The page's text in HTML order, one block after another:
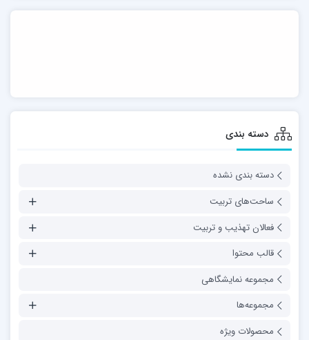
دسته بندی
دسته بندی نشده
ساحت‌های تربیت
فعالان تهذیب و تربیت
قالب محتوا
مجموعه نمایشگاهی
مجموعه‌ها
محصولات ویژه